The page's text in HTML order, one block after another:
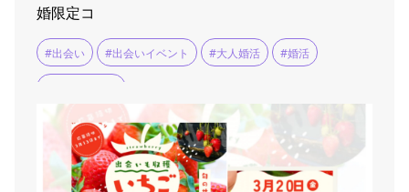
婚限定コ
#出会い #出会いイベント #大人婚活 #婚活